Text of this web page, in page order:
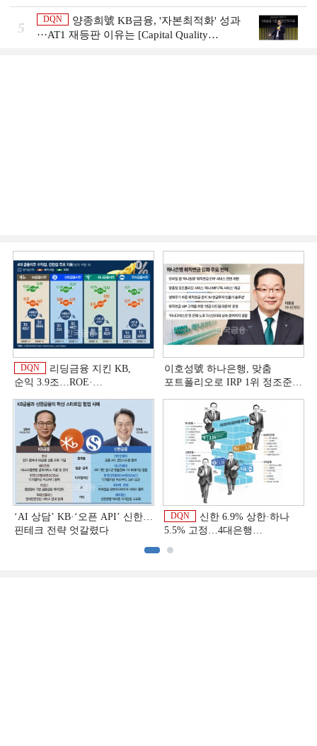
머니무브 대응 전략]
5
DQN
양종희號 KB금융, '자본최적화' 성과
···AT1 재등판 이유는 [Capital Quality
DQN
리딩금융 지킨 KB,
순익 3.9조…ROE·
상반기 금융 리그테이블]
이호성號 하나은행, 맞춤
포트폴리오로 IRP 1위 정조준
‘AI 상담’ KB·‘오픈 API’ 신한…
핀테크 전략 엇갈렸다
DQN
신한 6.9% 상한·하나
5.5% 고정…4대은행